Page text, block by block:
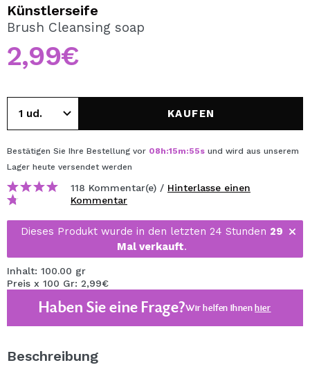
REGISTRIEREN
Durch die Erstellung eines Kontos bei Maquillalia.de
können Sie Ihre Einkäufe schnell tätigen, den Status Ihrer
Künstlerseife
Brush Cleansing soap
2,99€
KAUFEN
Bestätigen Sie Ihre Bestellung vor 08h:15m:55s und wird aus unserem
Lager heute versendet werden
118 Kommentar(e) / Hinterlasse einen
Kommentar
Dieses Produkt wurde in den letzten 24 Stunden 29
Mal verkauft.
Inhalt: 100.00 gr
Preis x 100 Gr: 2,99€
Haben Sie eine Frage?Wir helfen Ihnenhier
Beschreibung